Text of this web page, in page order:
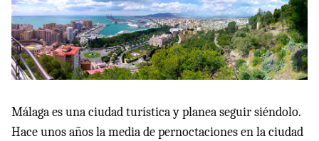
Málaga es una ciudad turística y planea seguir siéndolo.
Hace unos años la media de pernoctaciones en la ciudad